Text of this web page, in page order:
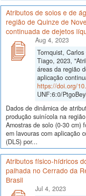
Atributos de solos e de
região de Quinze de
continuada de dejetos
Aug 4, 2023
Tornquist,
Tiago, 2023,
áreas da região
aplicação
https://doi.org/
UNF:6:0/
Dados de dinâmica de
produção suinícola na
Amostras de solo (0-30 cm)
em lavouras com aplicação
(DLS) por...
Atributos físico-hídricos
palhada no Cerrado da
Brasil
Jul 4, 2023